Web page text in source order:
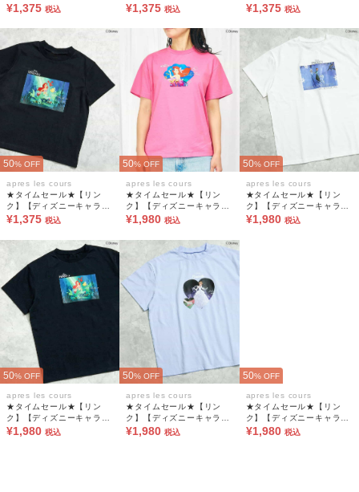
ター】プリンセス/アナと
ズ)
¥1,375 税込
ター】プリンセス/アナと
ズ)
¥1,375 税込
ター】プリンセス/アナと
ズ)
¥1,375 税込
50% OFF
apres les cours
★タイムセール★【リン
ク】【ディズニーキャラク
ター】プリンセス/アナと
ズ)
¥1,375 税込
50% OFF
apres les cours
★タイムセール★【リン
ク】【ディズニーキャラク
ター】プリンセス/アナと
人)
¥1,980 税込
50% OFF
apres les cours
★タイムセール★【リン
ク】【ディズニーキャラク
ター】プリンセス/アナと
¥1,980 税込
50% OFF
apres les cours
★タイムセール★【リン
ク】【ディズニーキャラク
ター】プリンセス/アナと
¥1,980 税込
50% OFF
apres les cours
★タイムセール★【リン
ク】【ディズニーキャラク
ター】プリンセス/アナと
¥1,980 税込
50% OFF
apres les cours
★タイムセール★【リン
ク】【ディズニーキャラク
ター】プリンセス/アナと
¥1,980 税込